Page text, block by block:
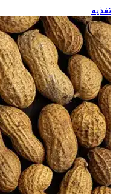
تغذیه